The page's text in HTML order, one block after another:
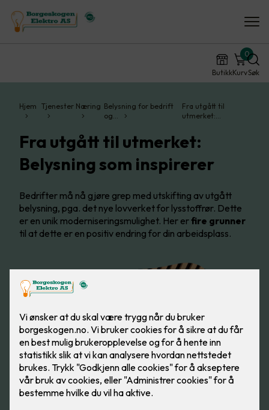
ButikkKurv
0
Søk
Hjem Tjenester Næring Belysning for bedrift
og…
Fra utgått til
utmerket:…
Fra utgått til utmerket:
Belysning som inspirerer
Bedrifter må nå gjøre grep med utskifting av utgått
belysning, pga. det nye lovverket for lysstoffrør. Dette
er en unik moderniseringsmulighet. Her erfire grunner
til at dette er en positiv endring for din arbeidsplass.